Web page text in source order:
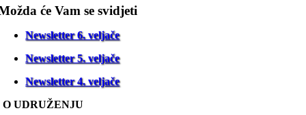
će Vam se svidjeti
Newsletter 6. veljače
Newsletter 5. veljače
Newsletter 4. veljače
O UDRUŽENJU